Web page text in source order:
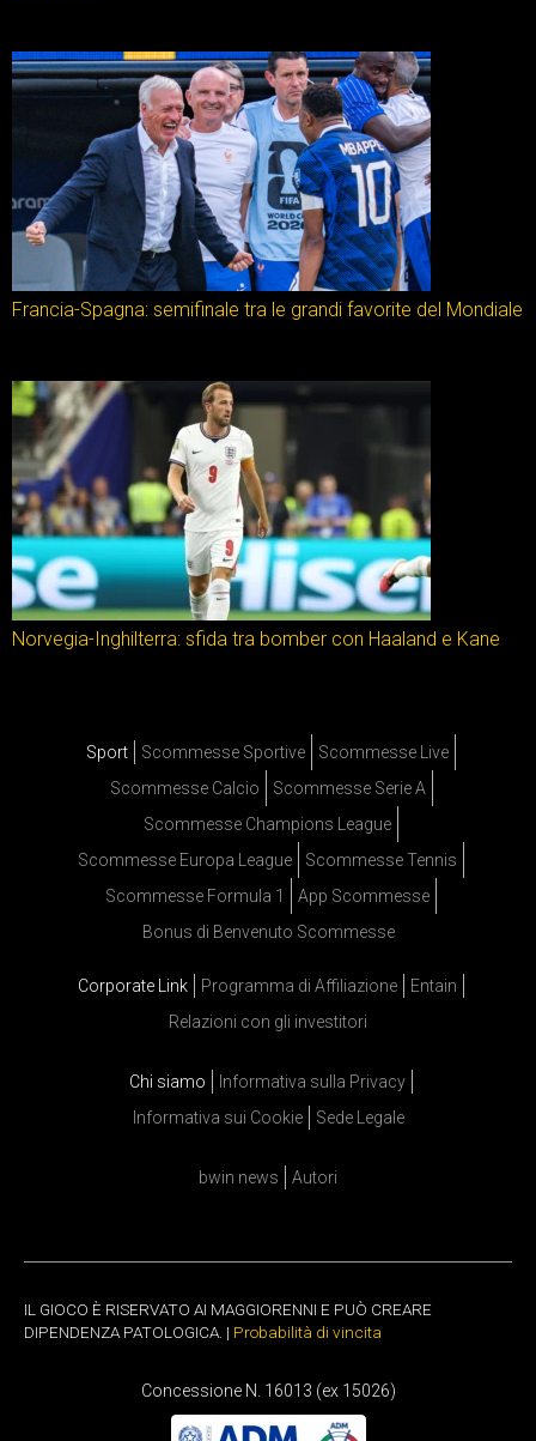
Francia-Spagna: semifinale tra le grandi favorite del Mondiale
Norvegia-Inghilterra: sfida tra bomber con Haaland e Kane
Sport Scommesse Sportive
Scommesse Live
Scommesse Calcio
Scommesse Serie A
Scommesse Champions League
Scommesse Europa League
Scommesse Tennis
Scommesse Formula 1
App Scommesse
Bonus di Benvenuto Scommesse
Corporate Link Programma di Affiliazione
Entain
Relazioni con gli investitori
Chi siamo
Informativa sulla Privacy
Informativa sui Cookie
Sede Legale
bwin news Autori
IL GIOCO È RISERVATO AI MAGGIORENNI E PUÒ CREARE
DIPENDENZA PATOLOGICA. | Probabilità di vincita
Concessione N. 16013 (ex 15026)